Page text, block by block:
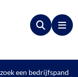
Zoeken
een bedrijfspand